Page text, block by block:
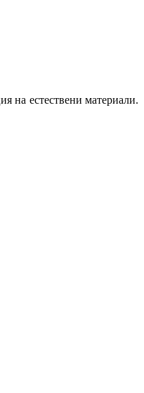
на естествени материали.